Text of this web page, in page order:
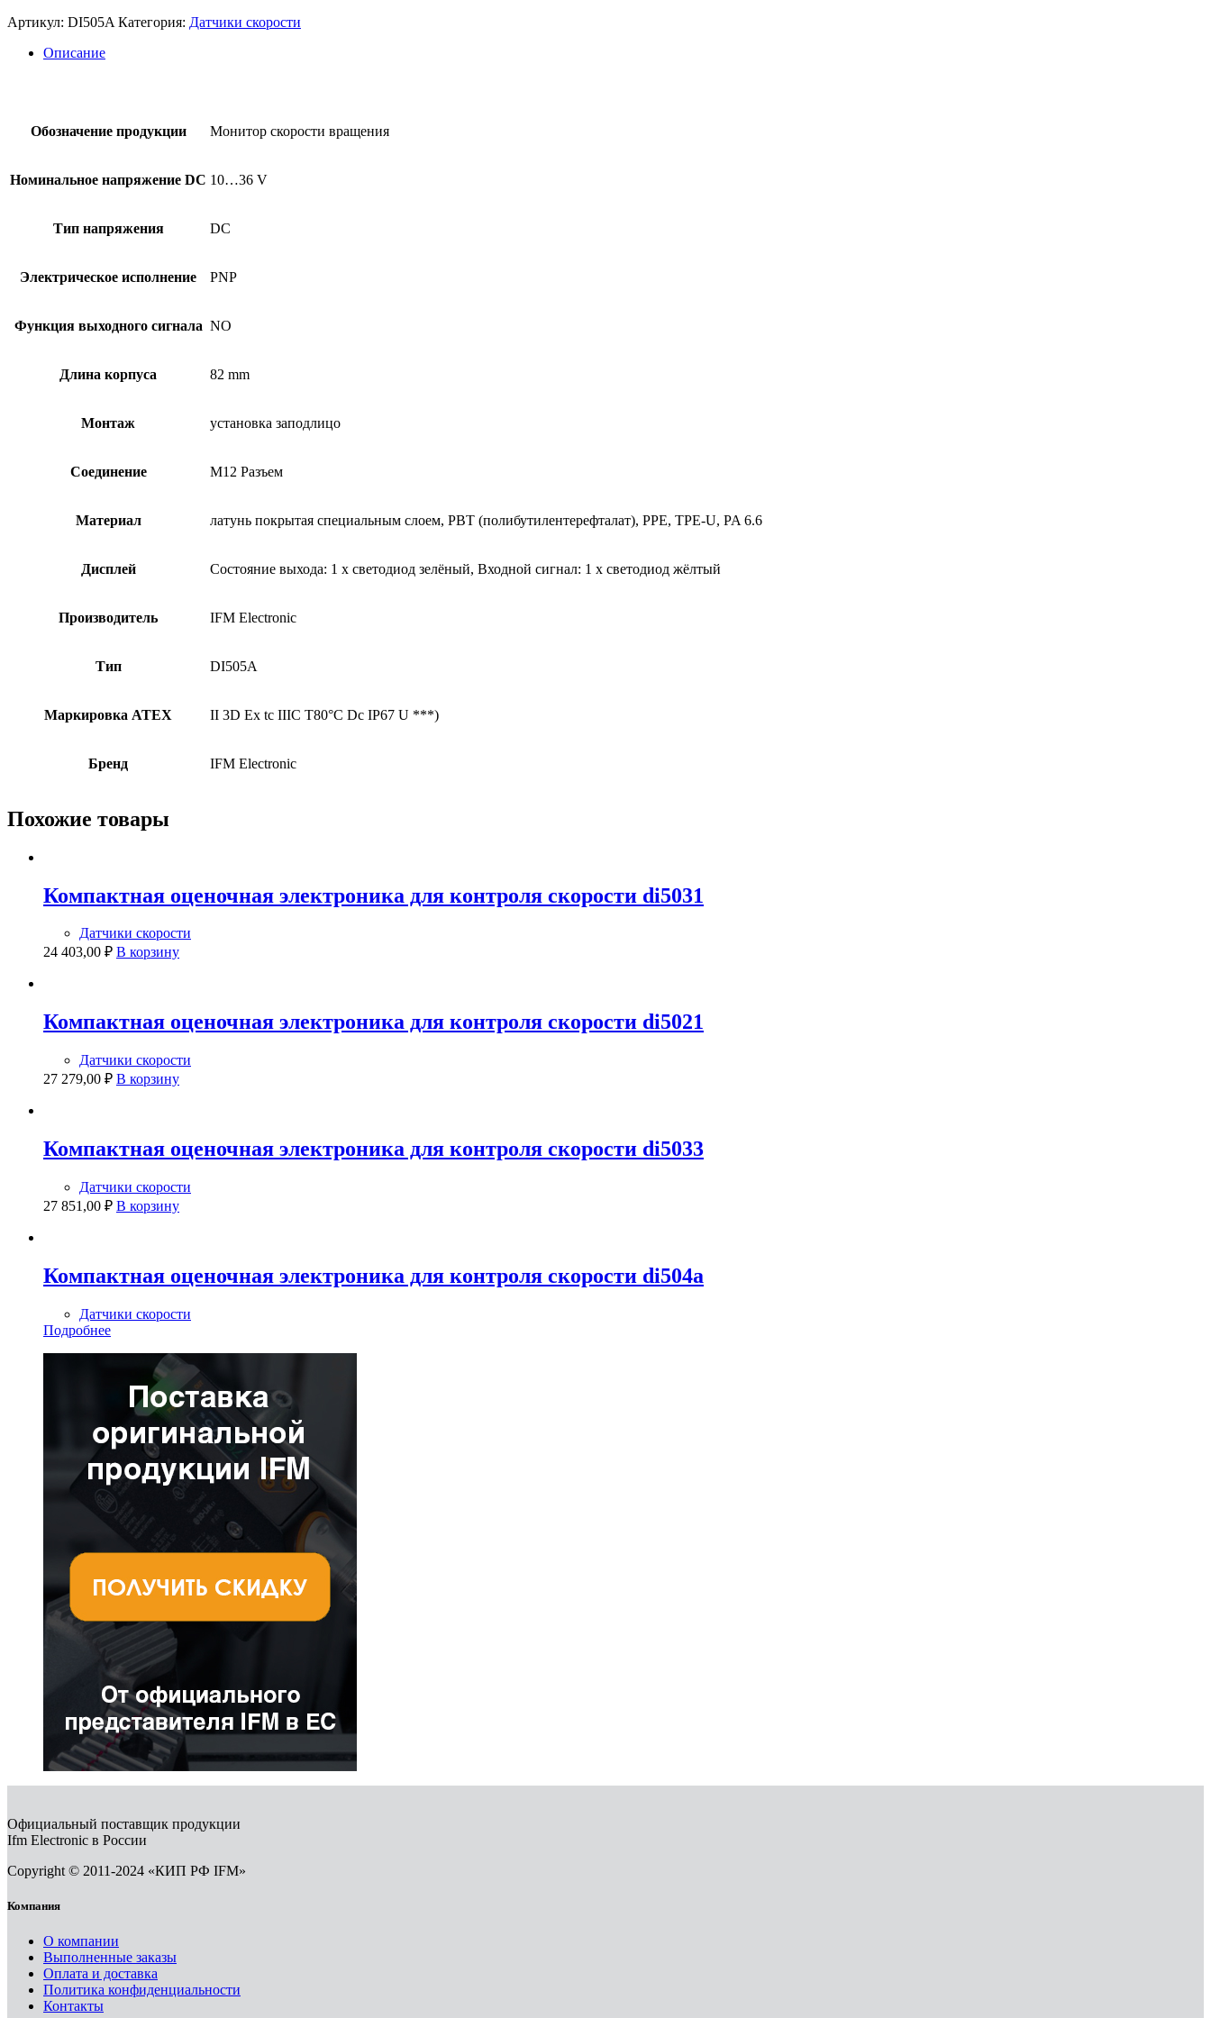
Артикул: DI505A Категория: Датчики скорости
Описание
Обозначение продукции Монитор скорости вращения
Номинальное напряжение DC 10…36 V
Тип напряжения DC
Электрическое исполнение PNP
Функция выходного сигнала NO
Длина корпуса 82 mm
Монтаж установка заподлицо
Соединение M12 Разъем
Материал латунь покрытая специальным слоем, PBT (полибутилентерефталат), PPE, TPE-U, PA 6.6
Дисплей Состояние выхода: 1 x светодиод зелёный, Входной сигнал: 1 x светодиод жёлтый
Производитель IFM Electronic
Тип DI505A
Маркировка АТЕХ II 3D Ex tc IIIC T80°C Dc IP67 U ***)
Бренд IFM Electronic
Похожие товары
Компактная оценочная электроника для контроля скорости di5031
Датчики скорости
24 403,00 ₽ В корзину
Компактная оценочная электроника для контроля скорости di5021
Датчики скорости
27 279,00 ₽ В корзину
Компактная оценочная электроника для контроля скорости di5033
Датчики скорости
27 851,00 ₽ В корзину
Компактная оценочная электроника для контроля скорости di504a
Датчики скорости
Подробнее
Официальный поставщик продукции
Ifm Electronic в России
Copyright © 2011-2024 «КИП РФ IFM»
Компания
О компании
Выполненные заказы
Оплата и доставка
Политика конфиденциальности
Контакты